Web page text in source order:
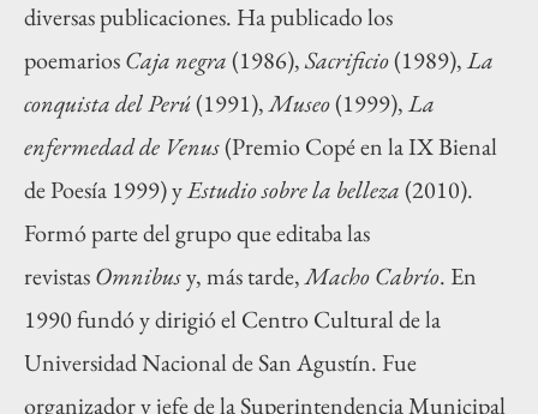
diversas publicaciones. Ha publicado los
poemariosCaja negra(1986),Sacrificio(1989),La
conquista del Perú(1991),Museo(1999),La
enfermedad de Venus(Premio Copé en la IX Bienal
de Poesía 1999) yEstudio sobre la belleza(2010).
Formó parte del grupo que editaba las
revistasOmnibusy, más tarde,Macho Cabrío. En
1990 fundó y dirigió el Centro Cultural de la
Universidad Nacional de San Agustín. Fue
organizador y jefe de la Superintendencia Municipal